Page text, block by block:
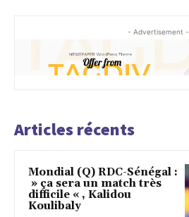
- Advertisement -
Articles récents
Mondial (Q) RDC-Sénégal :
» ça sera un match très
difficile « , Kalidou
Koulibaly